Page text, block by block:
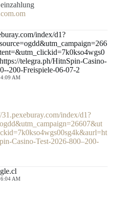
index/d1?
telegra.ph/HitnSpin-Casino-
200-Freispiele-06-07-2
AM
31.pexeburay.com/index/d1?
Casino-Test-2026-800–200-
AM